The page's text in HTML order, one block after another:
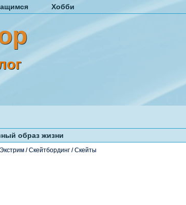
Хобби
образ жизни
Экстрим /Скейтбординг /Скейты